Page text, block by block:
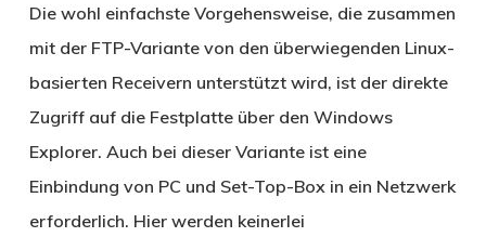
Die wohl einfachste Vorgehensweise, die zusammen
mit der FTP-Variante von den überwiegenden Linux-
basierten Receivern unterstützt wird, ist der direkte
Zugriff auf die Festplatte über den Windows
Explorer. Auch bei dieser Variante ist eine
Einbindung von PC und Set-Top-Box in ein Netzwerk
erforderlich. Hier werden keinerlei